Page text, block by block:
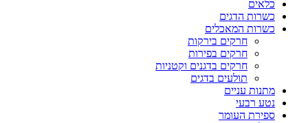
כלאים
כשרות הדגים
כשרות המאכלים
חרקים בירקות
חרקים בפירות
חרקים בדגנים וקטניות
תולעים בדגים
מתנות עניים
נטע רבעי
ספירת העומר